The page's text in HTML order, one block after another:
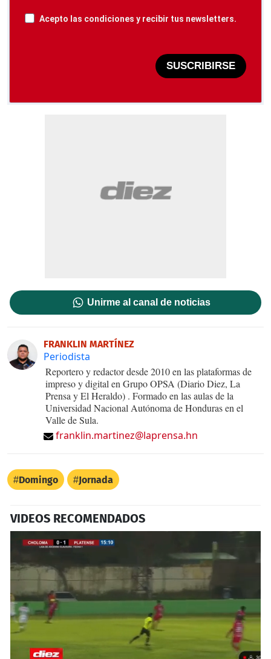
Acepto las condiciones y recibir tus newsletters.
SUSCRIBIRSE
Unirme al canal de noticias
FRANKLIN MARTÍNEZ
Periodista
Reportero y redactor desde 2010 en las plataformas de
impreso y digital en Grupo OPSA (Diario Diez, La
Prensa y El Heraldo) . Formado en las aulas de la
Universidad Nacional Autónoma de Honduras en el
Valle de Sula.
franklin.martinez@laprensa.hn
Domingo Jornada
VIDEOS RECOMENDADOS